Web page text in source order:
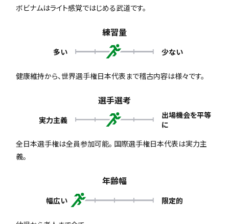
ボビナムはライト感覚ではじめる武道です。
練習量
多い 少ない
健康維持から、世界選手権日本代表まで稽古内容は様々です。
選手選考
実力主義
出場機会を平等
に
全日本選手権は全員参加可能。 国際選手権日本代表は実力主
義。
年齢幅
幅広い 限定的